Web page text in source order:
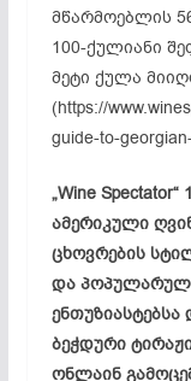
მწარმოებლის
100-ქულიანი
მეტი ქულა
(https://
guide-to-
„Wine
ამერიკული
ცხოვრების
და პოპულარულ
ბეჭდური
ონლაინ